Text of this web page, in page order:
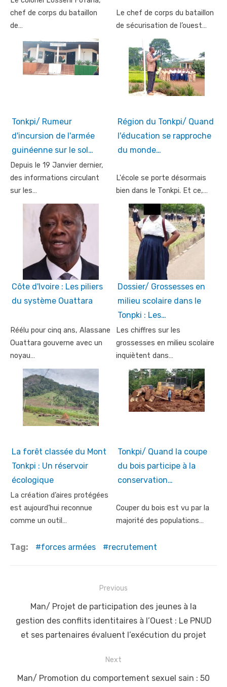
chef de corps du bataillon
de…
Le chef de corps du bataillon
de sécurisation de l’ouest…
Tonkpi/ Rumeur
d'incursion de l'armée
guinéenne sur le sol…
Depuis le 19 Janvier dernier,
des informations circulant
sur les…
Région du Tonkpi/ Quand
l'éducation se rapproche
du monde…
L'école se porte désormais
bien dans le Tonkpi. Et ce,…
Côte d'Ivoire : Les piliers
du système Ouattara
Réélu pour cinq ans, Alassane
Ouattara gouverne avec un
noyau…
Dossier/ Grossesses en
milieu scolaire dans le
Tonpki : Les…
Les chiffres sur les
grossesses en milieu scolaire
inquiètent dans…
La forêt classée du Mont
Tonkpi : Un réservoir
écologique
La création d’aires protégées
est aujourd’hui reconnue
comme un outil…
Tonkpi/ Quand la coupe
du bois participe à la
conservation…
Couper du bois est vu par la
majorité des populations…
Tag: forces armées recrutement
navigation
Previous
Previous
post:
Man/ Projet de participation des jeunes à la
gestion des conflits identitaires à l’Ouest : Le PNUD
et ses partenaires évaluent l’exécution du projet
Next
Next
Man/ Promotion du comportement sexuel sain : 50